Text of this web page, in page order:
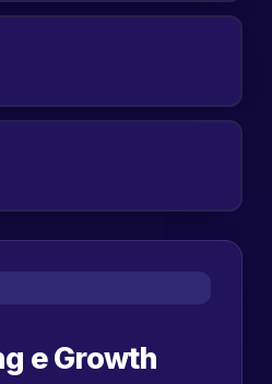
e Growth